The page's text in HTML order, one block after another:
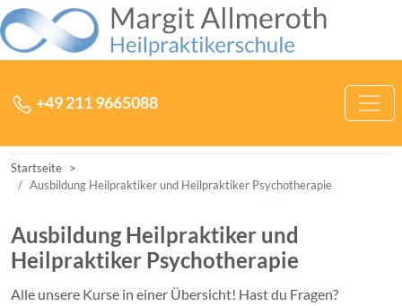
Zum Inhalt der Heilpraktikerschule Margit Allmeroth springen
+49 211 9665088
Startseite
Ausbildung Heilpraktiker und Heilpraktiker Psychotherapie
Ausbildung Heilpraktiker und
Heilpraktiker Psychotherapie
Alle unsere Kurse in einer Übersicht! Hast du Fragen?